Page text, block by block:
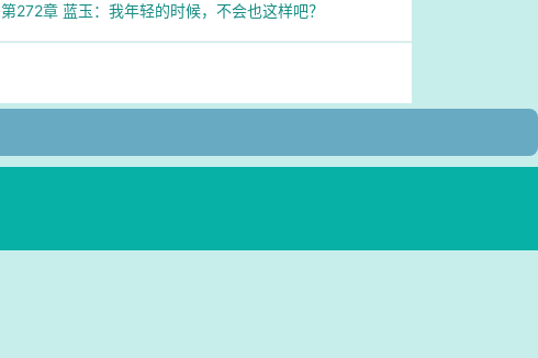
第272章 蓝玉：我年轻的时候，不会也这样吧？